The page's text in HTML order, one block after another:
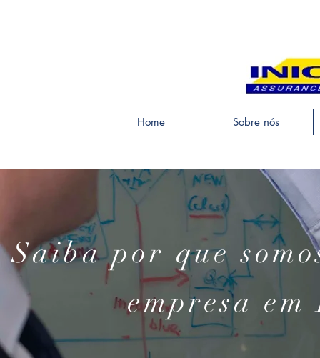
Home Sobre nós
Saiba por que
empresa